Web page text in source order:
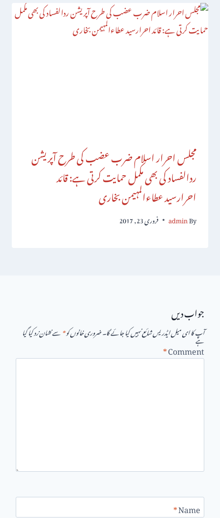
مجلس احرار اسلام ضرب عضب کی طرح آپریشن
ردالفساد کی بھی مکمل حمایت کرتی ہے: قائد
احرارسید عطاءالمہیمن بخاری
By
admin فروری 23, 2017
جواب دیں
آپ کا ای میل ایڈریس شائع نہیں کیا جائے گا۔ضروری خانوں کو*سے نشان زد کیا گیا ہے
Comment
*
Name
*